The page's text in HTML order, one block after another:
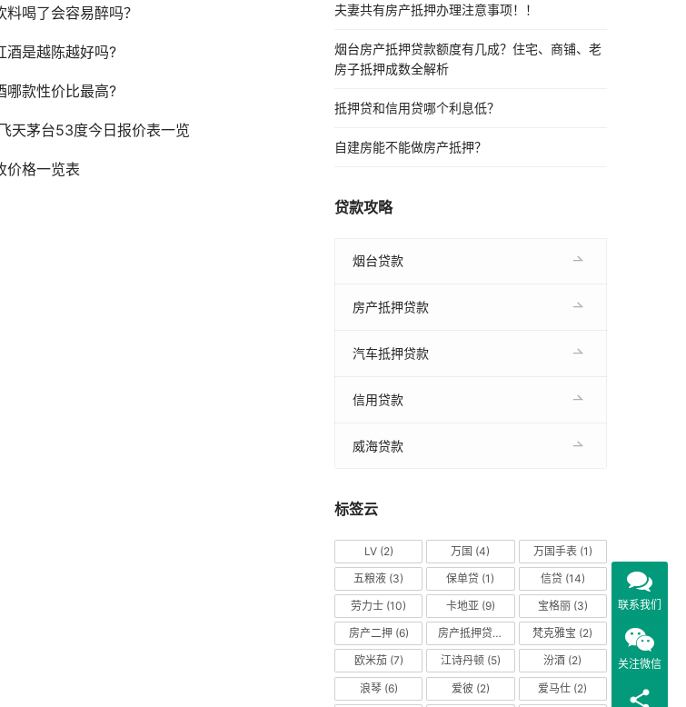
料喝了会容易醉吗？
酒是越陈越好吗?
哪款性价比最高?
天茅台53度今日报价表一览
价格一览表
夫妻共有房产抵押办理注意事项！！
烟台房产抵押贷款额度有几成？住宅、商铺、老
房子抵押成数全解析
抵押贷和信用贷哪个利息低？
自建房能不能做房产抵押？
贷款攻略
烟台贷款
房产抵押贷款
汽车抵押贷款
信用贷款
威海贷款
标签云
LV(2) 万国 (4) 万国手表(1)
五粮液 (3) 保单贷 (1) 信贷(14)
劳力士 (10) 卡地亚(9) 宝格丽(3)
房产二押(6) 房产抵押贷款 梵克雅宝 (2)
欧米茄(7) 江诗丹顿(5) 汾酒 (2)
浪琴(6) 爱彼 (2) 爱马仕 (2)
联系我们
关注微信